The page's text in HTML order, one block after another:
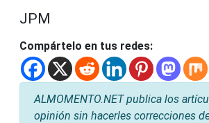
JPM
Compártelo en tus redes:
ALMOMENTO.NET publica los
opinión sin hacerles correcciones